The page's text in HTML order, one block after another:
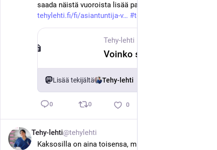
saada näistä vuoroista lisää palkkaa?
tehylehti.fi/fi/asiantuntija-v
#tehy
Tehy-lehti
Lisää tekijältä Tehy-lehti
0 0 0
Tehy-lehti@tehylehti
Kaksosilla on aina toisensa, mutta myös tarve tulla